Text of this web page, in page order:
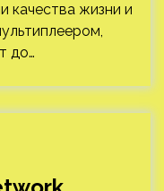
качества жизни и
до…